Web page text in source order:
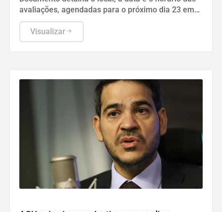
avaliações, agendadas para o próximo dia 23 em
todo o território nacional.
Visualizar